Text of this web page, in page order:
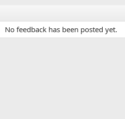
No feedback has been posted yet.